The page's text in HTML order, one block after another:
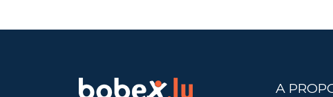
A